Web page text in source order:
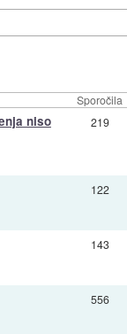
Sporočila
niso 219
122
143
556